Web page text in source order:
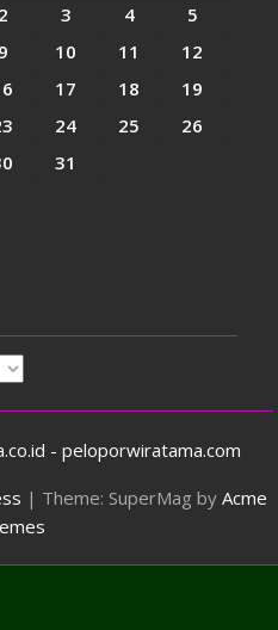
2 3 4
5
9 10 11
12
17 18
19
24 25
26
31
- peloporwiratama.com
| Theme: SuperMag by Acme